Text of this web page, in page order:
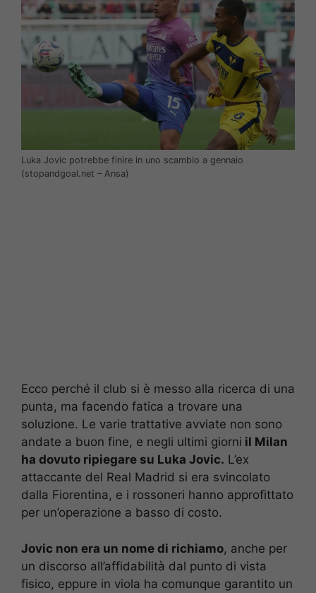
Luka Jovic potrebbe finire in uno scambio a gennaio
(stopandgoal.net – Ansa)
Ecco perché il club si è messo alla ricerca di una
punta, ma facendo fatica a trovare una
soluzione. Le varie trattative avviate non sono
andate a buon fine, e negli ultimi giorni il Milan
ha dovuto ripiegare su Luka Jovic. L’ex
attaccante del Real Madrid si era svincolato
dalla Fiorentina, e i rossoneri hanno approfittato
per un’operazione a basso di costo.
Jovic non era un nome di richiamo, anche per
un discorso all’affidabilità dal punto di vista
fisico, eppure in viola ha comunque garantito un